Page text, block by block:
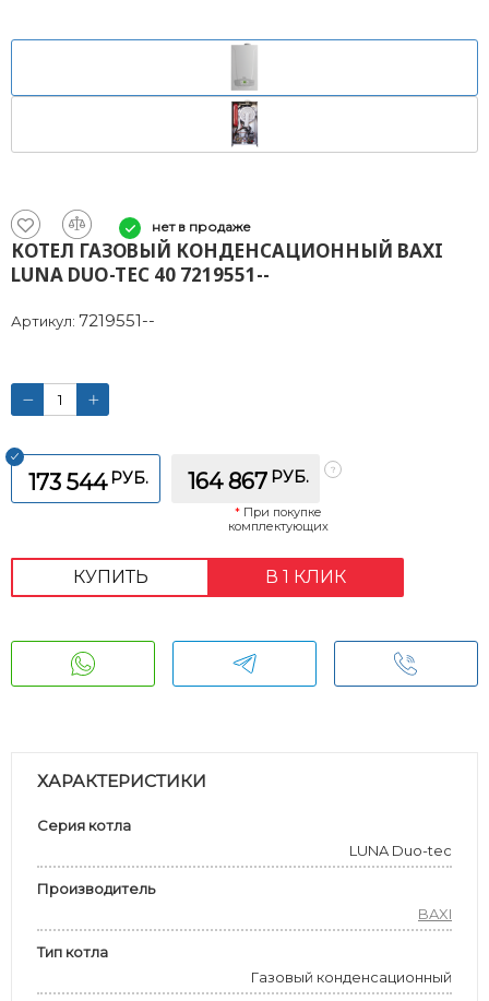
нет в продаже
КОТЕЛ ГАЗОВЫЙ КОНДЕНСАЦИОННЫЙ BAXI
LUNA DUO-TEC 40 7219551--
Артикул: 7219551--
173 544 РУБ. 164 867 РУБ.
* При покупке
комплектующих
КУПИТЬ В 1 КЛИК
ХАРАКТЕРИСТИКИ
Серия котла
LUNA Duo-tec
Производитель
BAXI
Тип котла
Газовый конденсационный